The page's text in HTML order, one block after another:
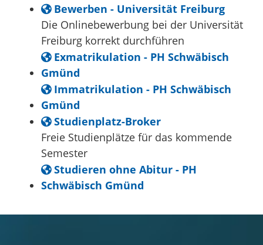
Bewerben - Universität Freiburg
Die Onlinebewerbung bei der Universität
Freiburg korrekt durchführen
Exmatrikulation - PH Schwäbisch
Gmünd
Immatrikulation - PH Schwäbisch
Gmünd
Studienplatz-Broker
Freie Studienplätze für das kommende
Semester
Studieren ohne Abitur - PH
Schwäbisch Gmünd